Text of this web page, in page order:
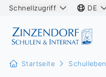
Schnellzugriff DE
Startseite Schulleben